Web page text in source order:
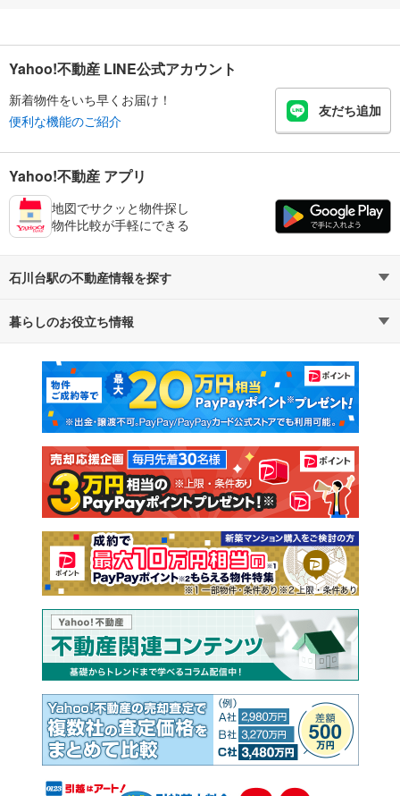
Yahoo!不動産 LINE公式アカウント
新着物件をいち早くお届け！
便利な機能のご紹介
友だち追加
Yahoo!不動産 アプリ
地図でサクッと物件探し
物件比較が手軽にできる
石川台駅の不動産情報を探す
不動産・住宅
新築マンション 中古マンション
新築一戸建て 中古一戸建て
注文住宅 土地
売却査定
暮らしのお役立ち情報
マンションカタログ 教えて！住まいの先生